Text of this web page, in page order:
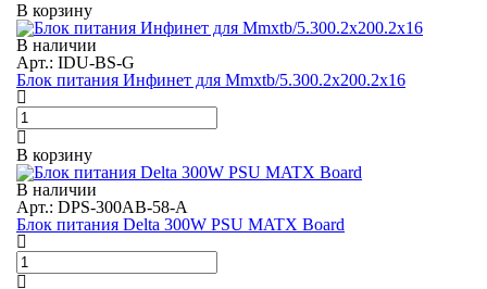
В корзину
В наличии
Арт.: IDU-BS-G
Блок питания Инфинет для Mmxtb/5.300.2x200.2x16
В корзину
В наличии
Арт.: DPS-300AB-58-A
Блок питания Delta 300W PSU MATX Board